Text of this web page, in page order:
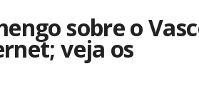
sobre o
veja os